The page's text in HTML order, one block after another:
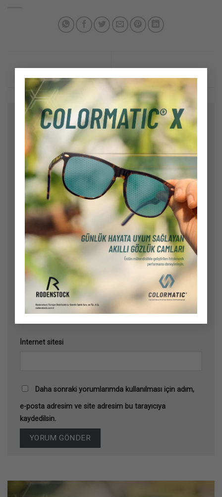
×
Bir yanıt yazın
E-posta adresiniz yayınlanmayacak. Gerekli alanlar*
ile işaretlenmişlerdir
Yorum
Ad*
E-posta*
İnternet sitesi
Daha sonraki yorumlarımda kullanılması için adım,
e-posta adresim ve site adresim bu tarayıcıya
kaydedilsin.